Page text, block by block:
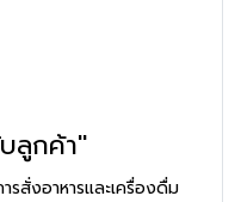
ลูกค้า"
รสั่งอาหารและเครื่องดื่ม